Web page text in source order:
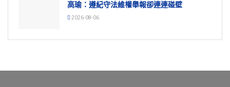
高瑜：遵紀守法維權舉報卻連連碰壁
2026-08-06